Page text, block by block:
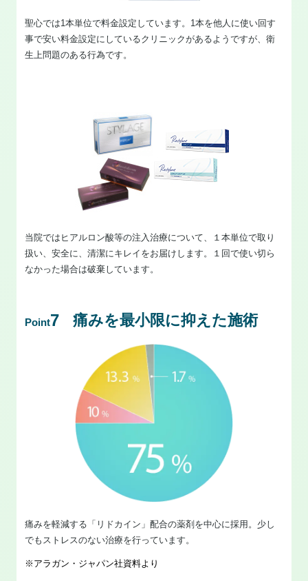
聖心では1本単位で料金設定しています。1本を他人に使い回す
事で安い料金設定にしているクリニックがあるようですが、衛
生上問題のある行為です。
当院ではヒアルロン酸等の注入治療について、１本単位で取り
扱い、安全に、清潔にキレイをお届けします。１回で使い切ら
なかった場合は破棄しています。
Point7 痛みを最小限に抑えた施術
痛みを軽減する「リドカイン」配合の薬剤を中心に採用。少し
でもストレスのない治療を行っています。
※アラガン・ジャパン社資料より